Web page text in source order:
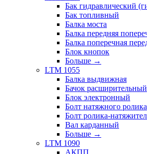
Бак гидравлический
Бак топливный
Балка моста
Балка передняя
Балка поперечная
Блок кнопок
Больше →
LTM 1055
Балка выдвижная
Бачок расширительный
Блок электронный
Болт натяжного ролика
Болт ролика-
Вал карданный
Больше →
LTM 1090
АКПП